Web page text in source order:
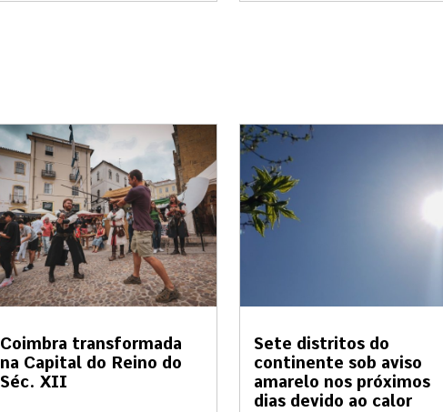
Coimbra transformada
na Capital do Reino do
Séc. XII
Sete distritos do
continente sob aviso
amarelo nos próximos
dias devido ao calor